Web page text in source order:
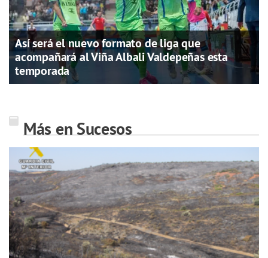
Así será el nuevo formato de liga que
acompañará al Viña Albali Valdepeñas esta
temporada
Más en Sucesos